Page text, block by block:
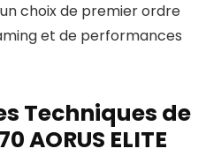
choix de premier ordre
et de performances
Techniques de
AORUS ELITE